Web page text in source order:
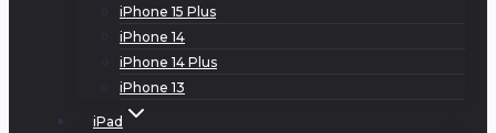
iPhone 15 Plus
iPhone 14
iPhone 14 Plus
iPhone 13
iPad